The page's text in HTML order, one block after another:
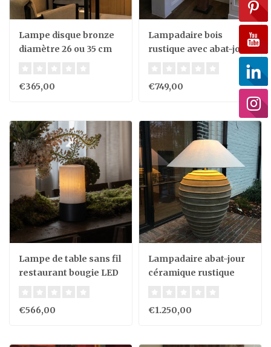
Lampe disque bronze
diamètre 26 ou 35 cm
€365,00
Lampadaire bois
rustique avec abat-jour
€749,00
Lampe de table sans fil
restaurant bougie LED
€566,00
Lampadaire abat-jour
céramique rustique
€1.250,00